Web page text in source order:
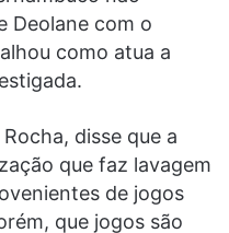
Deolane com o
como atua a
disse que a
que faz lavagem
de jogos
que jogos são